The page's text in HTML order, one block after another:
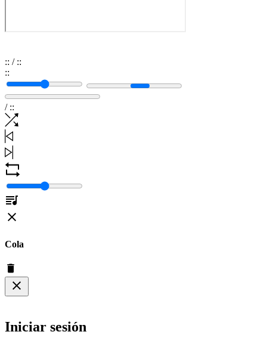
:: / ::
::
/ ::
Cola
Iniciar sesión